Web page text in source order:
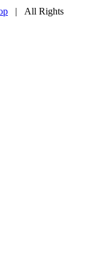
| All Rights